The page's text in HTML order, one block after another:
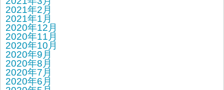
2021年2月
2021年1月
2020年12月
2020年11月
2020年10月
2020年9月
2020年8月
2020年7月
2020年6月